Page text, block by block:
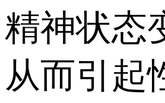
精神状态
从而引起